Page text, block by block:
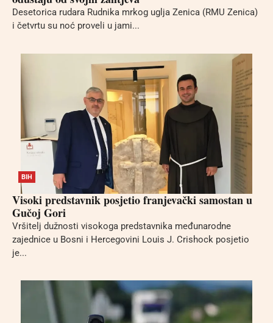
Desetorica rudara Rudnika mrkog uglja Zenica (RMU Zenica)
i četvrtu su noć proveli u jami...
BIH
Visoki predstavnik posjetio franjevački samostan u
Gučoj Gori
Vršitelj dužnosti visokoga predstavnika međunarodne
zajednice u Bosni i Hercegovini Louis J. Crishock posjetio
je...